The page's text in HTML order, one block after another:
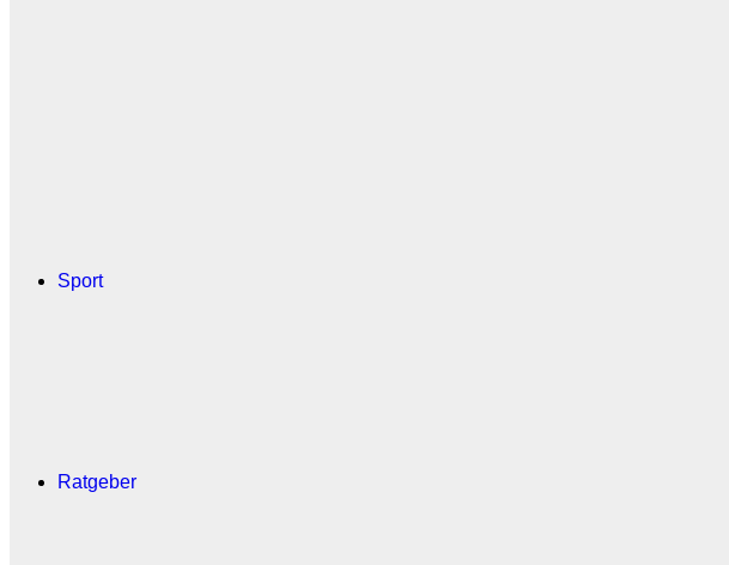
Sport
Ratgeber